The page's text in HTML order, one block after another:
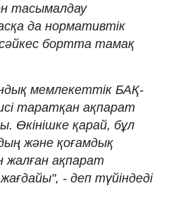
тасымалдау
да нормативтік
бортта тамақ
мемлекеттік БАҚ-
таратқан ақпарат
Өкінішке қарай, бұл
және қоғамдық
жалған ақпарат
- деп түйіндеді